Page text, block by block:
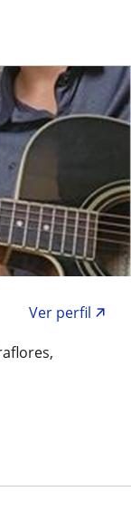
Ver perfil